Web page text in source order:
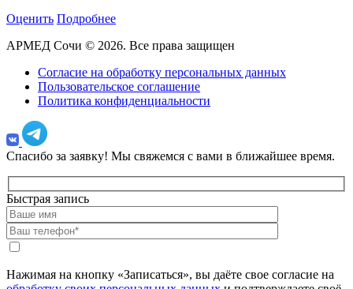
Оценить Подробнее
АРМЕД Сочи © 2026. Все права защищен
Согласие на обработку персональных данных
Пользовательское соглашение
Политика конфиденциальности
Спасибо за заявку! Мы свяжемся с вами в ближайшее время.
Быстрая запись
Нажимая на кнопку «Записаться», вы даёте свое согласие на